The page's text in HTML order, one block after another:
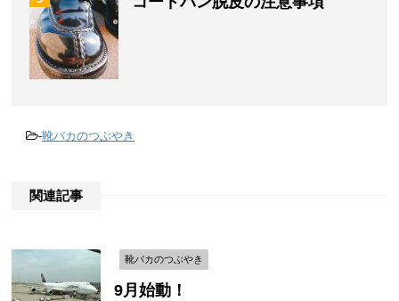
-靴バカのつぶやき
関連記事
靴バカのつぶやき
9月始動！